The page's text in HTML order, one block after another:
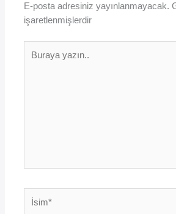
E-posta adresiniz yayınlanmayacak.
işaretlenmişlerdir
yazın..